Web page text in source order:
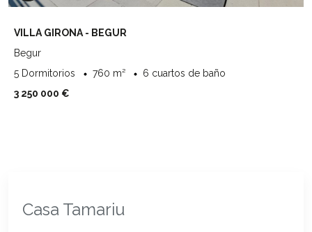
VILLA GIRONA - BEGUR
Begur
5 Dormitorios
760 m²
6 cuartos de baño
3 250 000 €
Casa Tamariu